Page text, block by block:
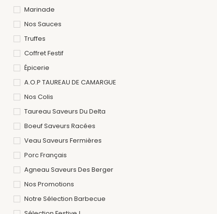
Marinade
Nos Sauces
Truffes
Coffret Festif
Épicerie
A.O.P TAUREAU DE CAMARGUE
Nos Colis
Taureau Saveurs Du Delta
Boeuf Saveurs Racées
Veau Saveurs Fermières
Porc Français
Agneau Saveurs Des Berger
Nos Promotions
Notre Sélection Barbecue